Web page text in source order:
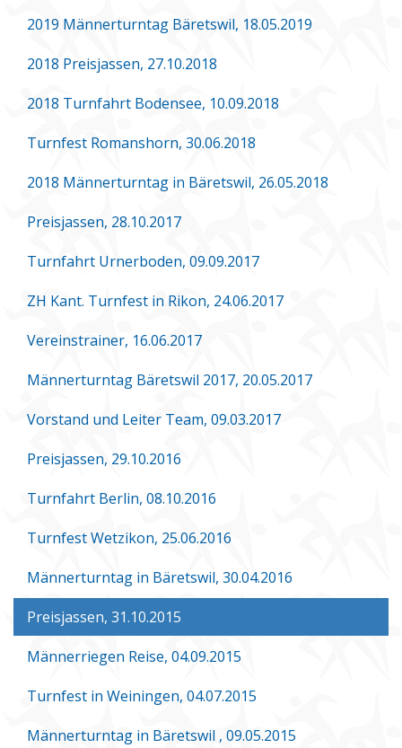
2019 Männerturntag Bäretswil, 18.05.2019
2018 Preisjassen, 27.10.2018
2018 Turnfahrt Bodensee, 10.09.2018
Turnfest Romanshorn, 30.06.2018
2018 Männerturntag in Bäretswil, 26.05.2018
Preisjassen, 28.10.2017
Turnfahrt Urnerboden, 09.09.2017
ZH Kant. Turnfest in Rikon, 24.06.2017
Vereinstrainer, 16.06.2017
Männerturntag Bäretswil 2017, 20.05.2017
Vorstand und Leiter Team, 09.03.2017
Preisjassen, 29.10.2016
Turnfahrt Berlin, 08.10.2016
Turnfest Wetzikon, 25.06.2016
Männerturntag in Bäretswil, 30.04.2016
Preisjassen, 31.10.2015
Männerriegen Reise, 04.09.2015
Turnfest in Weiningen, 04.07.2015
Männerturntag in Bäretswil , 09.05.2015